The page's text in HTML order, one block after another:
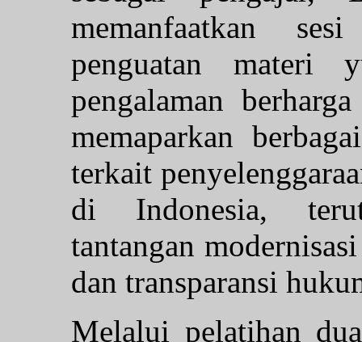
memanfaatkan
penguatan materi
pengalaman
memaparkan
terkait
di Indonesia,
tantangan
dan transparansi
Melalui pelatihan